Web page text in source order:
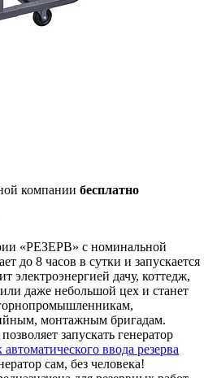
компании бесплатно
«РЕЗЕРВ» с номинальной
до 8 часов в сутки и запускается
электроэнергией дачу, коттедж,
даже небольшой цех и станет
монтажным бригадам.
запускать генератор
автоматического ввода резерва
сам, без человека!